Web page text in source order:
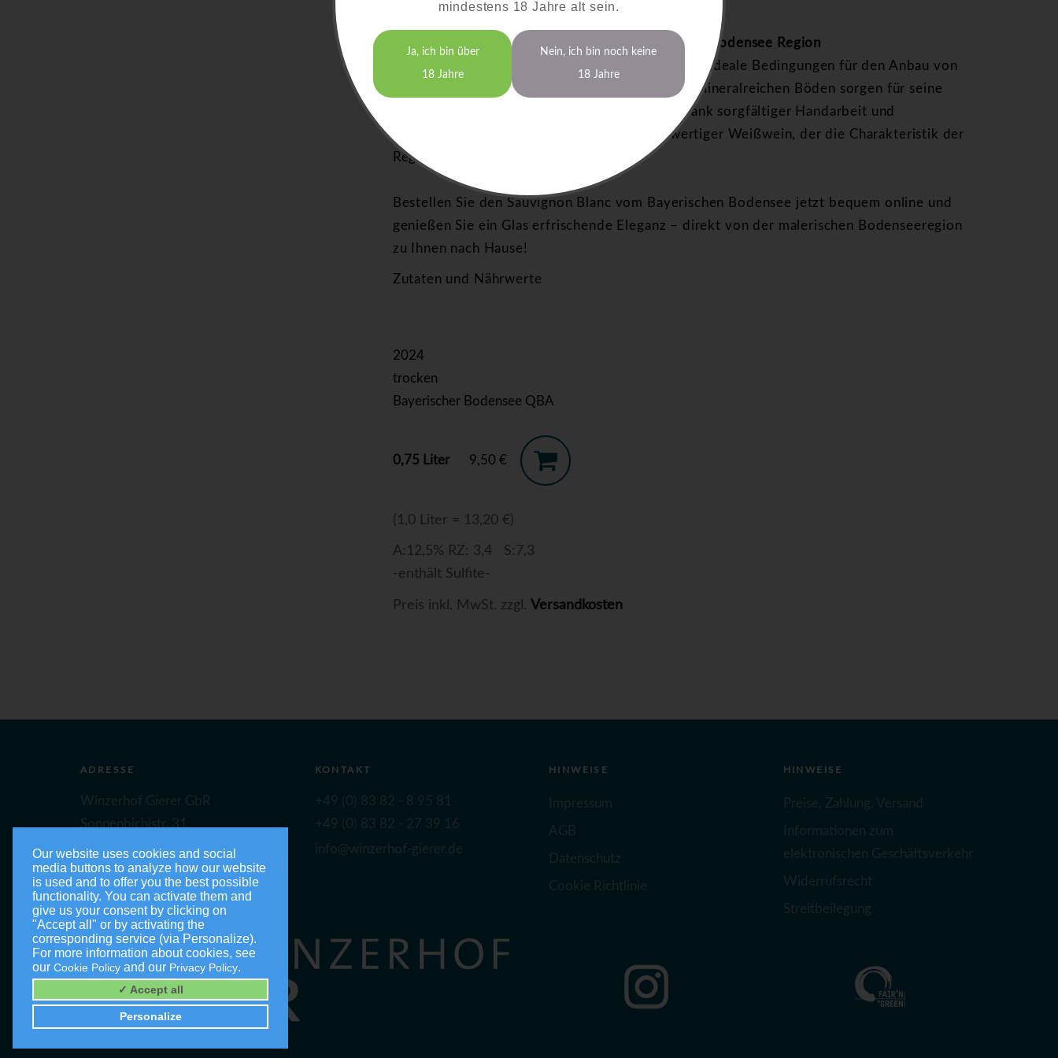
Sauvignon Blanc online kaufen – Qualität aus der Bodensee Region
Die Weinberge am Bayerischen Bodensee bieten ideale Bedingungen für den Anbau von
Sauvignon Blanc. Das besondere Klima und die mineralreichen Böden sorgen für seine
elegante Struktur und lebendigen Charakter. Dank sorgfältiger Handarbeit und
traditioneller Vinifikation entsteht ein hochwertiger Weißwein, der die Charakteristik der
Region in sich trägt.
Bestellen Sie den Sauvignon Blanc vom Bayerischen Bodensee jetzt bequem online und
genießen Sie ein Glas erfrischende Eleganz – direkt von der malerischen Bodenseeregion
zu Ihnen nach Hause!
Zutaten und Nährwerte
2024
trocken
Bayerischer Bodensee QBA
0,75 Liter 9,50 €
(1,0 Liter = 13,20 €)
A:12,5% RZ: 3,4 S:7,3
-enthält Sulfite-
Preis inkl. MwSt. zzgl. Versandkosten
ADRESSE
Winzerhof Gierer GbR
Sonnenbichlstr. 31
88149 Nonnenhorn
KONTAKT
+49 (0) 83 82 - 8 95 81
+49 (0) 83 82 - 27 39 16
info@winzerhof-gierer.de
HINWEISE
Impressum
AGB
Datenschutz
Cookie Richtlinie
HINWEISE
Preise, Zahlung, Versand
Informationen zum
elektronischen Geschäftsverkehr
Widerrufsrecht
Streitbeilegung
mindestens 18 Jahre alt sein.
Ja, ich bin über
18 Jahre
Nein, ich bin noch keine
18 Jahre
Our website uses cookies and social
media buttons to analyze how our website
is used and to offer you the best possible
functionality. You can activate them and
give us your consent by clicking on
"Accept all" or by activating the
corresponding service (via Personalize).
For more information about cookies, see
our Cookie Policy and our Privacy Policy.
✓ Accept all
Personalize